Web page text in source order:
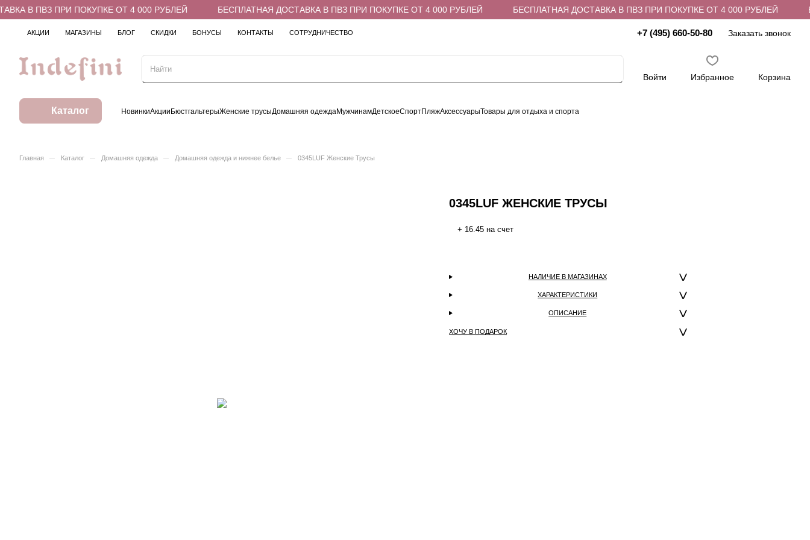
В ПВЗ ПРИ ПОКУПКЕ ОТ 4 000 РУБЛЕЙ БЕСПЛАТНАЯ ДОСТАВКА В ПВЗ ПРИ ПОКУПКЕ ОТ 4 000 РУБЛЕЙ БЕСПЛАТНАЯ ДОСТАВКА В ПВЗ ПРИ ПОКУПКЕ ОТ 4 000 РУБЛЕЙ
АКЦИИ МАГАЗИНЫ БЛОГ СКИДКИ БОНУСЫ КОНТАКТЫ СОТРУДНИЧЕСТВО +7 (495) 660-50-80 Заказать звонок
Войти Избранное Корзина
Каталог НовинкиАкцииБюстгальтерыЖенские трусыДомашняя одеждаМужчинамДетскоеСпортПляжАксессуарыТовары для отдыха и спорта
Главная – Каталог – Домашняя одежда – Домашняя одежда и нижнее белье – 0345LUF Женские Трусы
0345LUF ЖЕНСКИЕ ТРУСЫ
+ 16.45 на счет
НАЛИЧИЕ В МАГАЗИНАХ
ХАРАКТЕРИСТИКИ
ОПИСАНИЕ
ХОЧУ В ПОДАРОК